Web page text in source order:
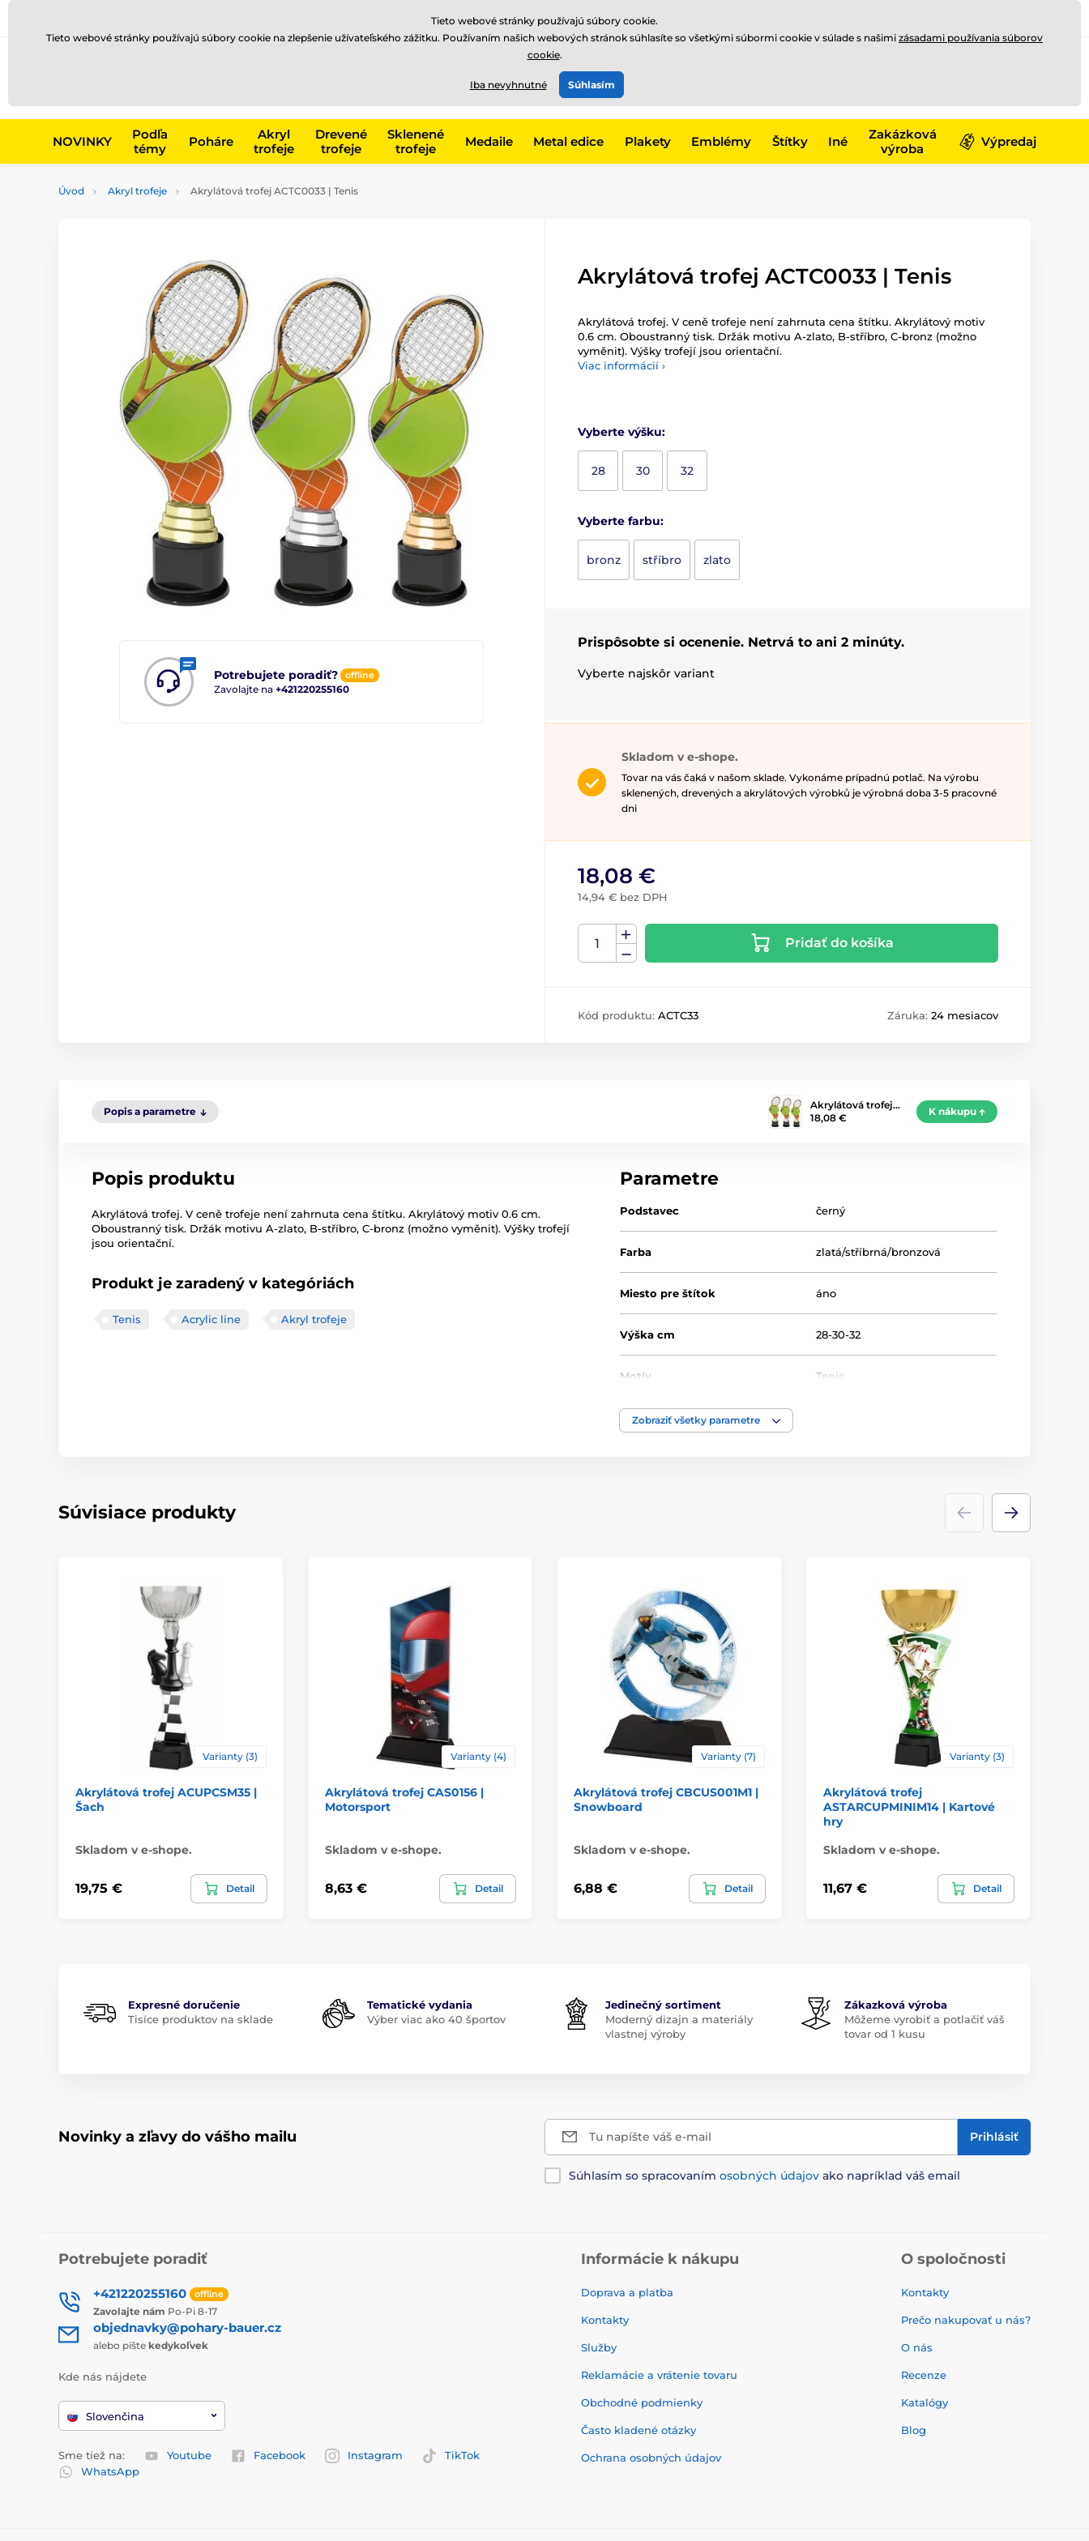
EUR
+421220255160
NOVINKY
Podľa
témy
Poháre
Akryl
trofeje
Drevené
trofeje
Sklenené
trofeje
Medaile Metal edice Plakety Emblémy Štítky Iné
Zakázková
výroba
Výpredaj
Úvod Akryl trofeje Akrylátová trofej ACTC0033 | Tenis
Potrebujete poradiť? offline
Zavolajte na +421220255160
Akrylátová trofej ACTC0033 | Tenis
Akrylátová trofej. V ceně trofeje není zahrnuta cena štítku. Akrylátový motiv
0.6 cm. Oboustranný tisk. Držák motivu A-zlato, B-stříbro, C-bronz (možno
vyměnit). Výšky trofejí jsou orientační.
Viac informácií ›
Vyberte výšku:
28 30 32
Vyberte farbu:
bronz stříbro zlato
Prispôsobte si ocenenie. Netrvá to ani 2 minúty.
Vyberte najskôr variant
Skladom v e-shope.
Tovar na vás čaká v našom sklade. Vykonáme prípadnú potlač. Na výrobu
sklenených, drevených a akrylátových výrobků je výrobná doba 3-5 pracovné
dni
18,08 €
14,94 € bez DPH
Pridať do košíka
Kód produktu: ACTC33 Záruka: 24 mesiacov
Popis a parametre
Akrylátová trofej…
18,08 €
K nákupu
Popis produktu
Akrylátová trofej. V ceně trofeje není zahrnuta cena štítku. Akrylátový motiv 0.6 cm.
Oboustranný tisk. Držák motivu A-zlato, B-stříbro, C-bronz (možno vyměnit). Výšky trofejí
jsou orientační.
Produkt je zaradený v kategóriách
Tenis Acrylic line Akryl trofeje
Parametre
Podstavec černý
Farba zlatá/stříbrná/bronzová
Miesto pre štítok áno
Výška cm 28-30-32
Motív Tenis
Typ ocenenia
Zobraziť všetky parametre
Súvisiace produkty
Varianty (3)
Akrylátová trofej ACUPCSM35 |
Šach
Skladom v e-shope.
19,75 € Detail
Varianty (4)
Akrylátová trofej CAS0156 |
Motorsport
Skladom v e-shope.
8,63 € Detail
Varianty (7)
Akrylátová trofej CBCUS001M1 |
Snowboard
Skladom v e-shope.
6,88 € Detail
Varianty (3)
Akrylátová trofej
ASTARCUPMINIM14 | Kartové
hry
Skladom v e-shope.
11,67 € Detail
Expresné doručenie
Tisíce produktov na sklade
Tematické vydania
Výber viac ako 40 športov
Jedinečný sortiment
Moderný dizajn a materiály
vlastnej výroby
Zákazková výroba
Môžeme vyrobiť a potlačiť váš
tovar od 1 kusu
Novinky a zľavy do vášho mailu Tu napíšte váš e-mail Prihlásiť
Súhlasím so spracovaním osobných údajov ako napríklad váš email
Potrebujete poradiť
+421220255160 offline
Zavolajte nám Po-Pi 8-17
objednavky@pohary-bauer.cz
alebo píšte kedykoľvek
Kde nás nájdete
Slovenčina
Sme tiež na: Youtube Facebook Instagram
TikTok
WhatsApp
Informácie k nákupu
Doprava a platba
Kontakty
Služby
Reklamácie a vrátenie tovaru
Obchodné podmienky
Často kladené otázky
Ochrana osobných údajov
O spoločnosti
Kontakty
Prečo nakupovať u nás?
O nás
Recenze
Katalógy
Blog
Tieto webové stránky používajú súbory cookie.
Tieto webové stránky používajú súbory cookie na zlepšenie užívateľského zážitku. Používaním našich webových stránok súhlasíte so všetkými súbormi cookie v súlade s našimi zásadami používania súborov
cookie.
Iba nevyhnutné Súhlasím